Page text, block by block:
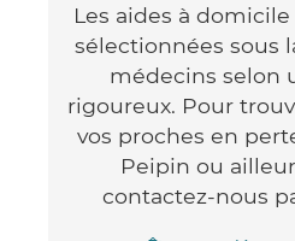
Les aides à
sélectionnées sous
médecins selon
rigoureux. Pour
vos proches en
Peipin ou
contactez-nous